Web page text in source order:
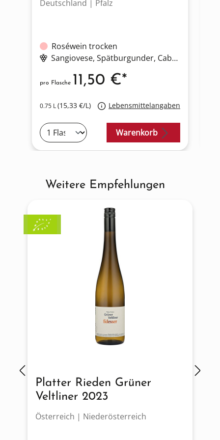
Deutschland | Pfalz
Roséwein trocken
Sangiovese, Spätburgunder, Cabernet Sauvignon
0.75 L(15,33 €/L) Lebensmittelangaben
pro Flasche 11,50 €*
Warenkorb
Produktgalerie überspringen
Weitere Empfehlungen
Platter Rieden Grüner
Veltliner 2023
Österreich | Niederösterreich